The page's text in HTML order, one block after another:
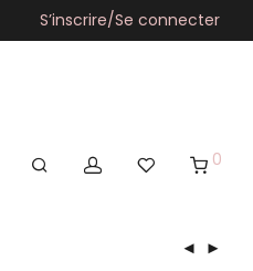
S’inscrire/Se connecter
0